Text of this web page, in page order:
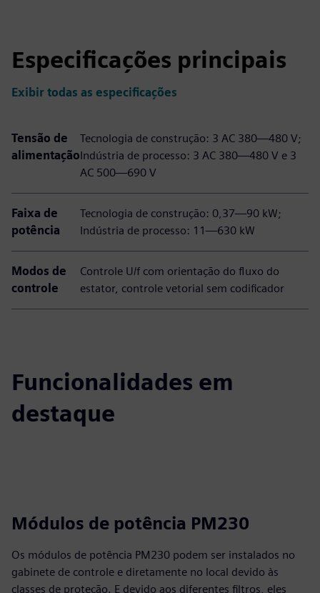
Especificações principais
Exibir todas as especificações
Tensão de
alimentação
Tecnologia de construção: 3 AC 380—480 V;
Indústria de processo: 3 AC 380—480 V e 3
AC 500—690 V
Faixa de
potência
Tecnologia de construção: 0,37—90 kW;
Indústria de processo: 11—630 kW
Modos de
controle
Controle U/f com orientação do fluxo do
estator, controle vetorial sem codificador
Funcionalidades em
destaque
Módulos de potência PM230
Os módulos de potência PM230 podem ser instalados no
gabinete de controle e diretamente no local devido às
classes de proteção. E devido aos diferentes filtros, eles